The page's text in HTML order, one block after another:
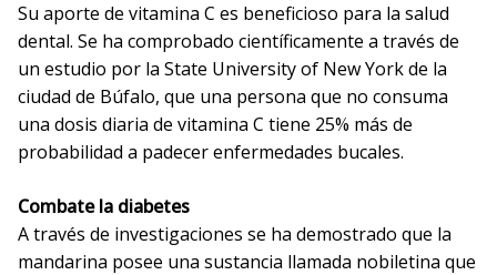
Su aporte de vitamina C es beneficioso para la salud
dental. Se ha comprobado científicamente a través de
un estudio por la State University of New York de la
ciudad de Búfalo, que una persona que no consuma
una dosis diaria de vitamina C tiene 25% más de
probabilidad a padecer enfermedades bucales.
Combate la diabetes
A través de investigaciones se ha demostrado que la
mandarina posee una sustancia llamada nobiletina que